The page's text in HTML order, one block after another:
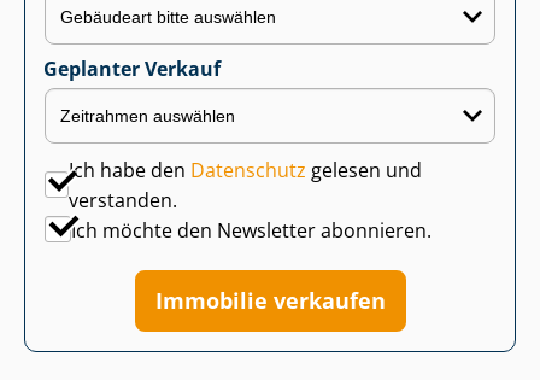
Geplanter Verkauf
Ich habe den Datenschutz gelesen und
verstanden.
Ich möchte den Newsletter abonnieren.
Immobilie verkaufen